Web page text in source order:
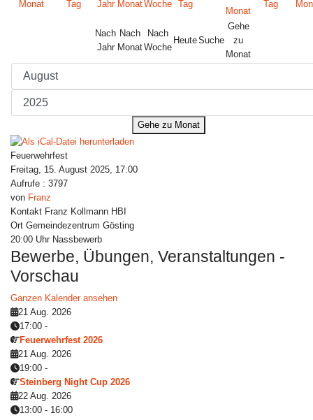
Nach
Jahr
Nach
Monat
Nach
Woche
HeuteSuche
Gehe
zu
Monat
Gehe zu Monat
Feuerwehrfest
Freitag, 15. August 2025, 17:00
Aufrufe : 3797
von Franz
Kontakt Franz Kollmann HBI
Ort Gemeindezentrum Gösting
20:00 Uhr Nassbewerb
Bewerbe, Übungen, Veranstaltungen -
Vorschau
Ganzen Kalender ansehen
21 Aug. 2026
17:00 -
Feuerwehrfest 2026
21 Aug. 2026
19:00 -
Steinberg Night Cup 2026
22 Aug. 2026
13:00 - 16:00